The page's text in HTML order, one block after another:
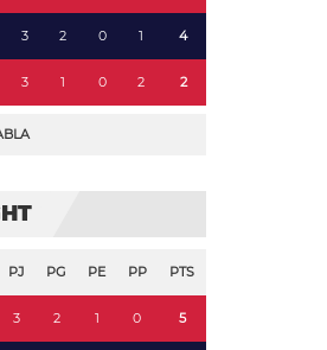
3 2 0 1 4
3 1 0 2 2
PJ PG PE PP PTS
3 2 1 0 5